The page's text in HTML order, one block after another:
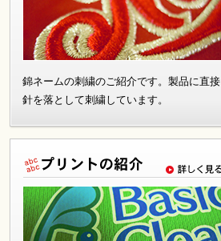
錦ネームの刺繍のご紹介です。製品に直接
針を落として刺繍しています。